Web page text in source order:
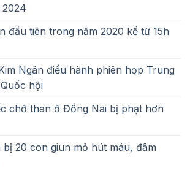
2024
đầu tiên trong năm 2020 kể từ 15h
Ngân điều hành phiên họp Trung
hội
chở than ở Đồng Nai bị phạt hơn
bị 20 con giun mỏ hút máu, đâm